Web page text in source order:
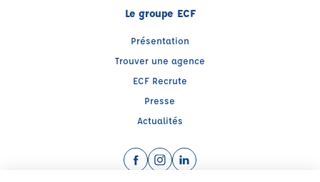
Le groupe ECF
Présentation
Trouver une agence
ECF Recrute
Presse
Actualités
Facebook (nouvelle fenêtre)
Instagram (nouvelle fenêtre)
LinkedIn (nouvelle fenêtre)